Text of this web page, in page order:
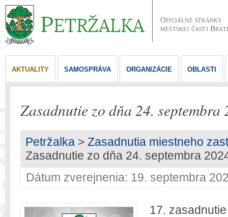
Oficiálne stránky
mestskej časti
AKTUALITY SAMOSPRÁVA ORGANIZÁCIE OBLASTI
Zasadnutie zo dňa 24. septembra
Petržalka > Zasadnutia miestneho
Zasadnutie zo dňa 24. septembra
Dátum zverejnenia: 19. septembra
17.